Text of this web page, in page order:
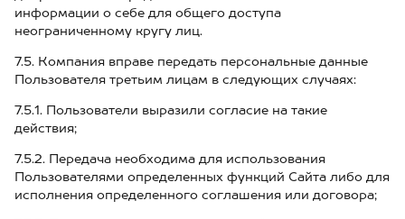
информации о себе для общего доступа
неограниченному кругу лиц.
7.5. Компания вправе передать персональные данные
Пользователя третьим лицам в следующих случаях:
7.5.1. Пользователи выразили согласие на такие
действия;
7.5.2. Передача необходима для использования
Пользователями определенных функций Сайта либо для
исполнения определенного соглашения или договора;